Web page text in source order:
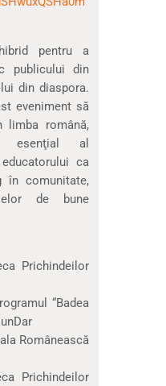
pentru a
publicului din
din diaspora.
eveniment să
limba română,
esenţial al
ca
în comunitate,
de bune
Prichindeilor
“Badea
Românească
Prichindeilor